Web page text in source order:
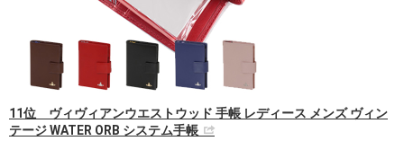
11位 ヴィヴィアンウエストウッド 手帳 レディース メンズ ヴィン
テージ WATER ORB システム手帳